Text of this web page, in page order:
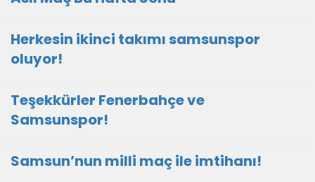
Herkesin ikinci takımı samsunspor
oluyor!
Teşekkürler Fenerbahçe ve
Samsunspor!
Samsun’nun milli maç ile imtihanı!